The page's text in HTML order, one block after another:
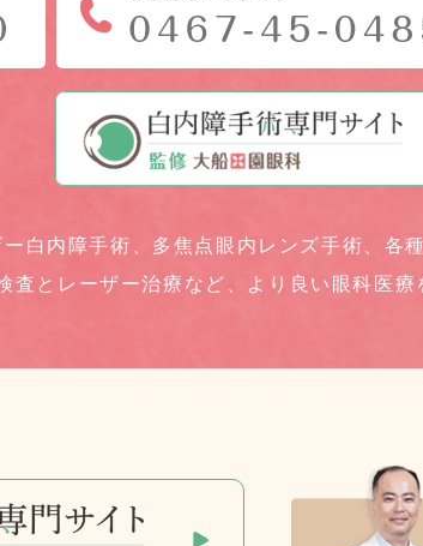
白内障手術、 多焦点眼内レンズ手術、 各
査とレーザー治療など、 より良い眼科医療